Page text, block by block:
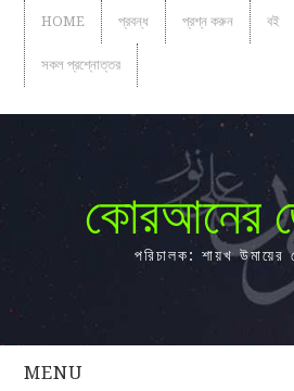
HOME প্রবন্ধ প্রশ্ন করুন বই
সকল প্রশ্নোত্তর
কোরআনের
পরিচালক: শায়খ উমায়ের
MENU
সকল